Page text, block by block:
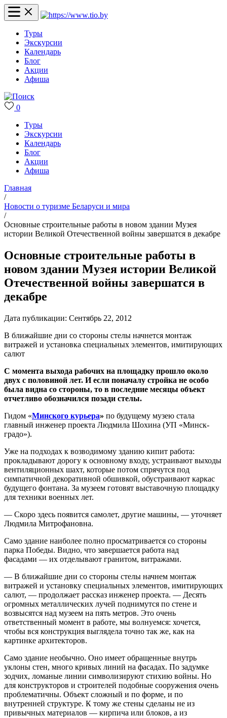
Туры
Экскурсии
Календарь
Блог
Акции
Афиша
0
Туры
Экскурсии
Календарь
Блог
Акции
Афиша
Главная
/
Новости о туризме Беларуси и мира
/
Основные строительные работы в новом здании Музея
истории Великой Отечественной войны завершатся в декабре
Основные строительные работы в
новом здании Музея истории Великой
Отечественной войны завершатся в
декабре
Дата публикации: Сентябрь 22, 2012
В ближайшие дни со стороны стелы начнется монтаж
витражей и установка специальных элементов, имитирующих
салют
С момента выхода рабочих на площадку прошло около
двух с половиной лет. И если поначалу стройка не особо
была видна со стороны, то в последние месяцы объект
отчетливо обозначился позади стелы.
Гидом «Минского курьера» по будущему музею стала
главный инженер проекта Людмила Шохина (УП «Минск­
градо»).
Уже на подходах к возводимому зданию кипит работа:
прокладывают дорогу к основному входу, устраи­вают выходы
вентиляционных шахт, которые потом спрячутся под
симпатичной декоративной обшивкой, обустраивают каркас
будущего фонтана. За музеем готовят выставочную площадку
для техники военных лет.
— Скоро здесь появится самолет, другие машины, — уточняет
Людмила Митрофановна.
Само здание наиболее полно просматривается со стороны
парка Победы. Видно, что завершается работа над
фасадами — их отделывают гранитом, витражами.
— В ближайшие дни со стороны стелы начнем монтаж
витражей и установку специальных элементов, имитирующих
салют, — продолжает рассказ инженер проекта. — Десять
огромных металлических лучей поднимутся по стене и
возвысятся над музеем на пять метров. Это очень
ответственный момент в работе, мы волнуемся: хочется,
чтобы вся конструкция выглядела точно так же, как на
картинке архитекторов.
Само здание необычно. Оно имеет обращенные внутрь
уклоны стен, много кривых линий на фасадах. По задумке
зодчих, ломаные линии символизируют стихию войны. Но
для конструкторов и строителей подобные сооружения очень
проблематичны. Объект сложный и по форме, и по
внутренней структуре. К тому же стены сделаны не из
привычных материалов — кирпича или блоков, а из